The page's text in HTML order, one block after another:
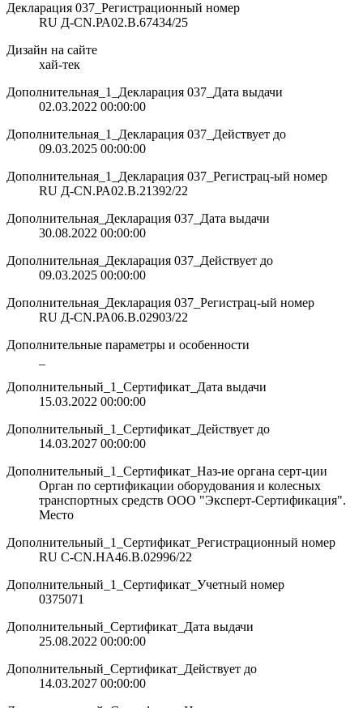
Декларация 037_Регистрационный номер
RU Д-CN.РА02.В.67434/25
Дизайн на сайте
хай-тек
Дополнительная_1_Декларация 037_Дата выдачи
02.03.2022 00:00:00
Дополнительная_1_Декларация 037_Действует до
09.03.2025 00:00:00
Дополнительная_1_Декларация 037_Регистрац-ый номер
RU Д-CN.РА02.В.21392/22
Дополнительная_Декларация 037_Дата выдачи
30.08.2022 00:00:00
Дополнительная_Декларация 037_Действует до
09.03.2025 00:00:00
Дополнительная_Декларация 037_Регистрац-ый номер
RU Д-CN.РА06.В.02903/22
Дополнительные параметры и особенности
Дополнительный_1_Сертификат_Дата выдачи
15.03.2022 00:00:00
Дополнительный_1_Сертификат_Действует до
14.03.2027 00:00:00
Дополнительный_1_Сертификат_Наз-ие органа серт-ции
Орган по сертификации оборудования и колесных
транспортных средств ООО "Эксперт-Сертификация".
Место
Дополнительный_1_Сертификат_Регистрационный номер
RU С-CN.НА46.В.02996/22
Дополнительный_1_Сертификат_Учетный номер
0375071
Дополнительный_Сертификат_Дата выдачи
25.08.2022 00:00:00
Дополнительный_Сертификат_Действует до
14.03.2027 00:00:00